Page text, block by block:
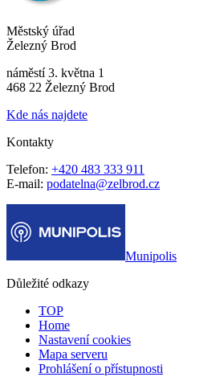
Městský úřad
Železný Brod
náměstí 3. května 1
468 22 Železný Brod
Kde nás najdete
Kontakty
Telefon: +420 483 333 911
E-mail: podatelna@zelbrod.cz
Munipolis
Důležité odkazy
TOP
Home
Nastavení cookies
Mapa serveru
Prohlášení o přístupnosti